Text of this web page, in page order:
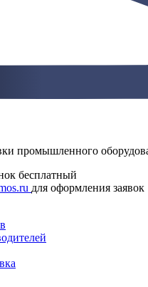
промышленного
бесплатный
для оформления заявок